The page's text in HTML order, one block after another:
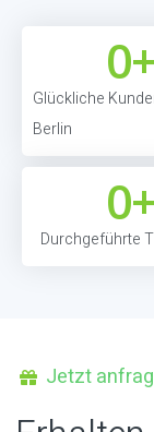
Glückliche
Berlin
0
Durchgeführte
0
Jetzt